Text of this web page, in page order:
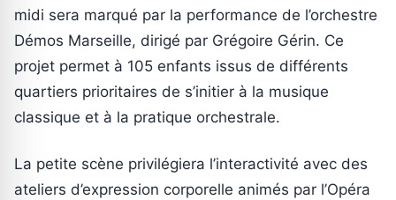
midi sera marqué par la performance de l’orchestre
Démos Marseille, dirigé par Grégoire Gérin. Ce
projet permet à 105 enfants issus de différents
quartiers prioritaires de s’initier à la musique
classique et à la pratique orchestrale.
La petite scène privilégiera l’interactivité avec des
ateliers d’expression corporelle animés par l’Opéra